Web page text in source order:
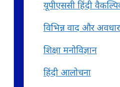
यूपीएससी हिंदी
विभिन्न वाद और
शिक्षा मनोविज्ञान
हिंदी आलोचना